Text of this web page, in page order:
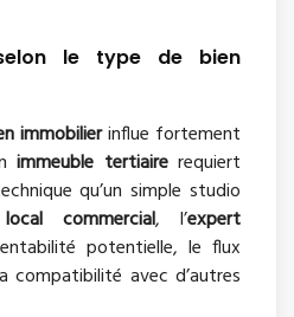
le type de bien
immobilierinflue fortement
immeuble tertiairerequiert
qu’un simple studio
local commercial, l’expert
potentielle, le flux
compatibilité avec d’autres